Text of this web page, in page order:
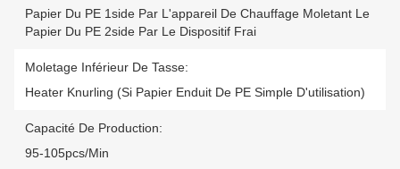
Papier Du PE 1side Par L'appareil De Chauffage Moletant Le
Papier Du PE 2side Par Le Dispositif Frai
Moletage Inférieur De Tasse:
Heater Knurling (si Papier Enduit De PE Simple D'utilisation)
Capacité De Production:
95-105pcs/min